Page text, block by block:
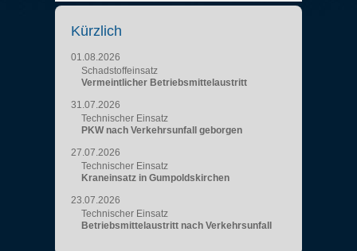
Kürzlich
01.08.2026
Schadstoffeinsatz
Vermeintlicher Betriebsmittelaustritt
31.07.2026
Technischer Einsatz
PKW nach Verkehrsunfall geborgen
27.07.2026
Technischer Einsatz
Kraneinsatz in Gumpoldskirchen
23.07.2026
Technischer Einsatz
Betriebsmittelaustritt nach Verkehrsunfall